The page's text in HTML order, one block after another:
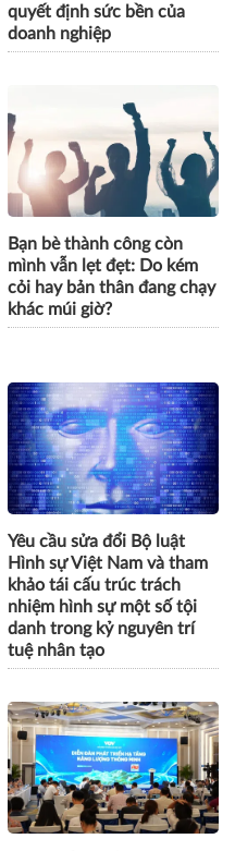
quyết định sức bền của
doanh nghiệp
Bạn bè thành công còn
mình vẫn lẹt đẹt: Do kém
cỏi hay bản thân đang chạy
khác múi giờ?
Yêu cầu sửa đổi Bộ luật
Hình sự Việt Nam và tham
khảo tái cấu trúc trách
nhiệm hình sự một số tội
danh trong kỷ nguyên trí
tuệ nhân tạo